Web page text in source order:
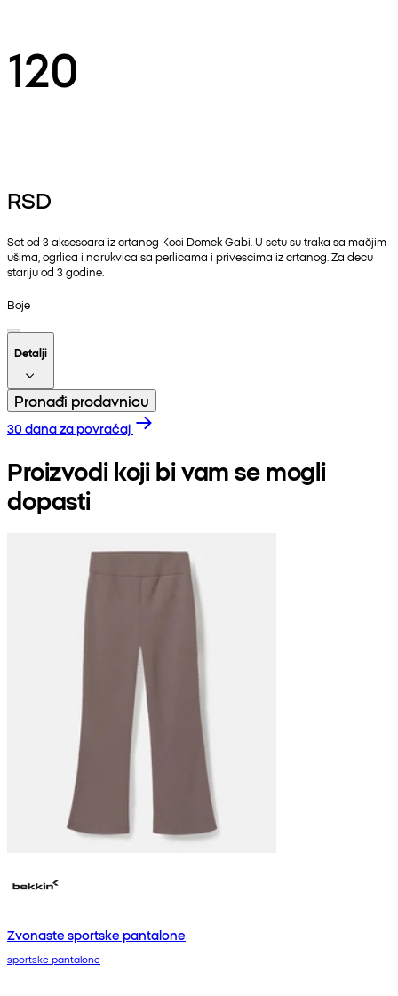
120
RSD
Set od 3 aksesoara iz crtanog Koci Domek Gabi. U setu su traka sa mačjim
ušima, ogrlica i narukvica sa perlicama i privescima iz crtanog. Za decu
stariju od 3 godine.
Boje
Detalji
Pronađi prodavnicu
30 dana za povraćaj
Proizvodi koji bi vam se mogli
dopasti
Zvonaste sportske pantalone
sportske pantalone